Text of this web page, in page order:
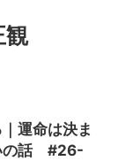
観
運命は決ま
の話 #26-